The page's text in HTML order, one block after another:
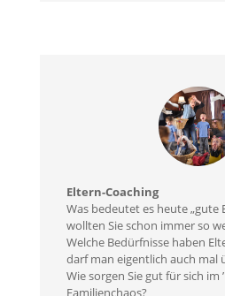
Eltern-Coaching
Was bedeutet es heute „gute
wollten Sie schon immer so
Welche Bedürfnisse haben
darf man eigentlich auch mal
Wie sorgen Sie gut für sich im
Familienchaos?